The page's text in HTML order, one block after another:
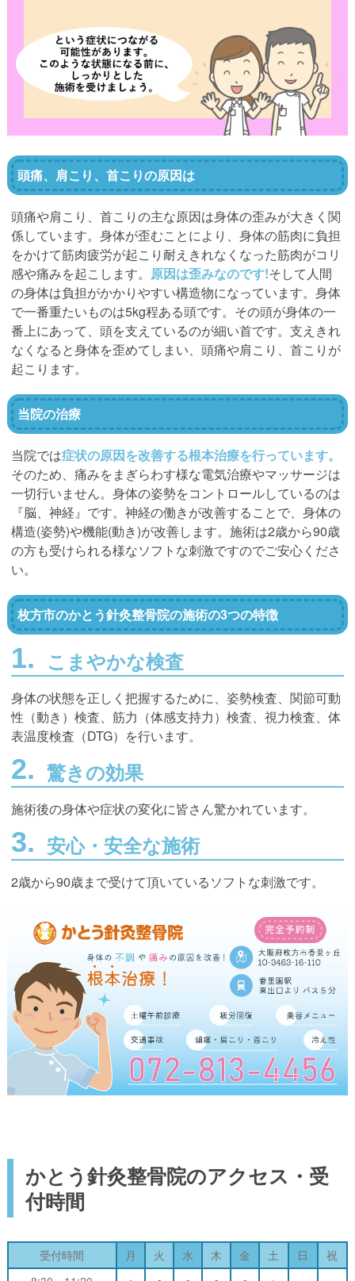
頭痛、肩こり、首こりの原因は
頭痛や肩こり、首こりの主な原因は身体の歪みが大きく関
係しています。身体が歪むことにより、身体の筋肉に負担
をかけて筋肉疲労が起こり耐えきれなくなった筋肉がコリ
感や痛みを起こします。 原因は歪みなのです!そして人間
の身体は負担がかかりやすい構造物になっています。身体
で一番重たいものは5kg程ある頭です。その頭が身体の一
番上にあって、頭を支えているのが細い首です。支えきれ
なくなると身体を歪めてしまい、頭痛や肩こり、首こりが
起こります。
当院の治療
当院では症状の原因を改善する根本治療を行っています。
そのため、痛みをまぎらわす様な電気治療やマッサージは
一切行いません。身体の姿勢をコントロールしているのは
『脳、神経』です。神経の働きが改善することで、身体の
構造(姿勢)や機能(動き)が改善します。施術は2歳から90歳
の方も受けられる様なソフトな刺激ですのでご安心くださ
い。
枚方市のかとう針灸整骨院の施術の3つの特徴
こまやかな検査
身体の状態を正しく把握するために、姿勢検査、関節可動
性（動き）検査、筋力（体感支持力）検査、視力検査、体
表温度検査（DTG）を行います。
驚きの効果
施術後の身体や症状の変化に皆さん驚かれています。
安心・安全な施術
2歳から90歳まで受けて頂いているソフトな刺激です。
かとう針灸整骨院のアクセス・受
付時間
受付時間 月 火 水 木 金 土 日
祝